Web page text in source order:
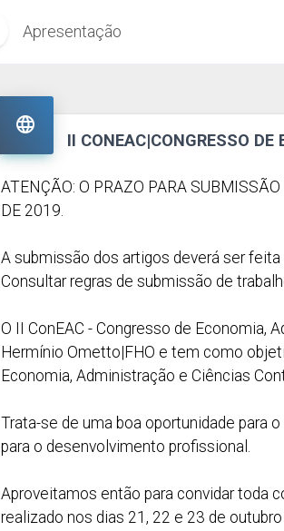
Apresentação

II CONEAC|CONGRESSO
ATENÇÃO: O PRAZO PARA
DE 2019.
A submissão dos artigos deverá ser feita
Consultar regras de submissão de
O II ConEAC - Congresso de Economia,
Hermínio Ometto|FHO e tem como
Economia, Administração e Ciências
Trata-se de uma boa oportunidade para
para o desenvolvimento profissional.
Aproveitamos então para convidar toda
realizado nos dias 21, 22 e 23 de